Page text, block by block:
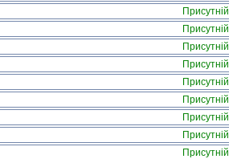
Присутній
Присутній
Присутній
Присутній
Присутній
Присутній
Присутній
Присутній
Присутній